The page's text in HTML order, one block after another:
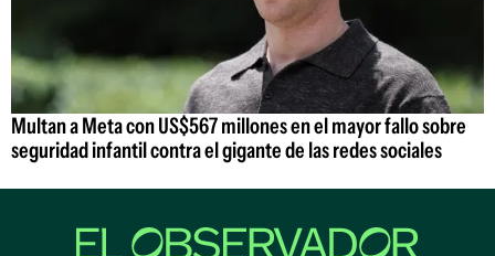
Multan a Meta con US$567 millones en el mayor fallo sobre
seguridad infantil contra el gigante de las redes sociales